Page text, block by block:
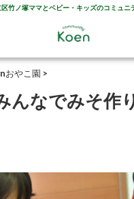
区竹ノ塚ママとベビー・キッズのコミュニ
おやこ園 >
んなでみそ作